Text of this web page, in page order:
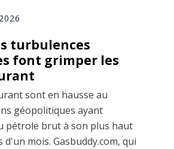
turbulences
font grimper les
sont en hausse au
géopolitiques ayant
pétrole brut à son plus haut
mois. Gasbuddy.com, qui